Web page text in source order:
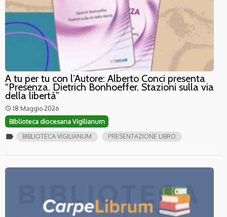
A tu per tu con l’Autore: Alberto Conci presenta
“Presenza. Dietrich Bonhoeffer. Stazioni sulla via
della libertà”
access_time 18 Maggio 2026
Biblioteca diocesana Vigilianum
label BIBLIOTECA VIGILIANUM PRESENTAZIONE LIBRO